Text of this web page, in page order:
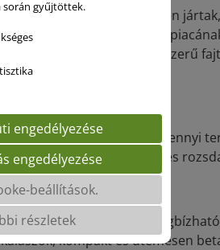
mindig is az élen
az őszi búza
melyeket ma a korszerű
egyaránt.
termőképességű, valamennyi
kiváló lisztharmat- és
évjárattól függetlenül
kompakt és ütemesen
során gyűjtöttek.
engedélyezése
engedélyezése
beállítások.
részletek